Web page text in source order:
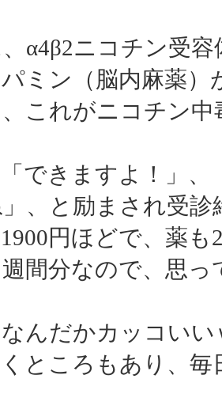
α4β2ニコチン受
ミン（脳内麻薬）
これがニコチン
できますよ！」
、と励まされ受診
円ほどで、薬
間分なので、思
んだかカッコいい
ところもあり、